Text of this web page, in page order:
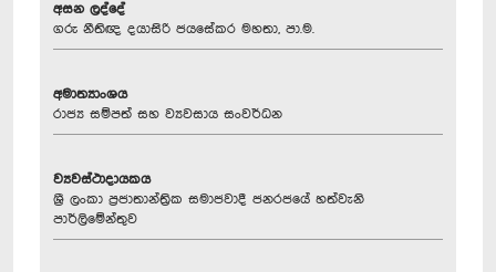
අසන ලද්දේ
ගරු නීතිඥ දයාසිරි ජයසේකර මහතා, පා.ම.
අමාත්‍යාංශය
රාජ්‍ය සම්පත් සහ ව්‍යවසාය සංවර්ධන
ව්‍යවස්ථාදායකය
ශ්‍රී ලංකා ප්‍රජාතාන්ත්‍රික සමාජවාදී ජනරජයේ හත්වැනි
පාර්ලිමේන්තුව